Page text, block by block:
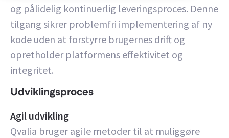
og pålidelig kontinuerlig leveringsproces. Denne
tilgang sikrer problemfri implementering af ny
kode uden at forstyrre brugernes drift og
opretholder platformens effektivitet og
integritet.
Udviklingsproces
Agil udvikling
Qvalia bruger agile metoder til at muliggøre